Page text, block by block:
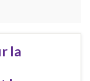
la